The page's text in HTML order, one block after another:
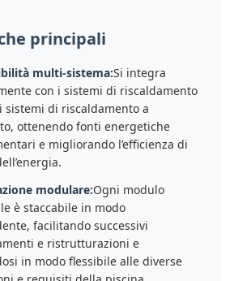
principali
multi-sistema:Si integra
con i sistemi di riscaldamento
sistemi di riscaldamento a
ottenendo fonti energetiche
e migliorando l’efficienza di
modulare:Ogni modulo
è staccabile in modo
facilitando successivi
e ristrutturazioni e
in modo flessibile alle diverse